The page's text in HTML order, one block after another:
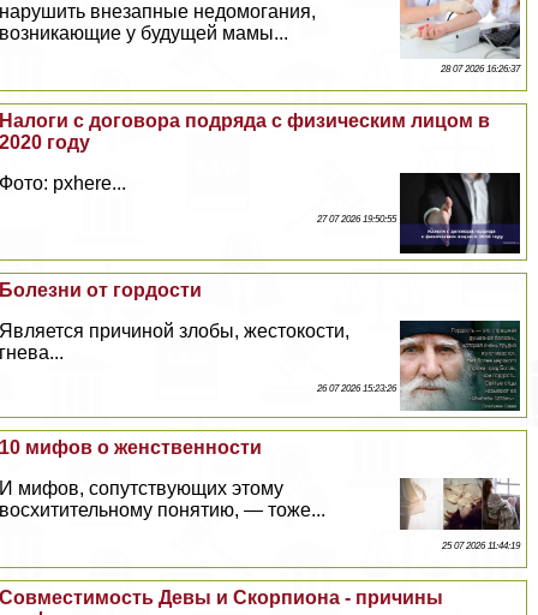
нарушить внезапные недомогания,
возникающие у будущей мамы...
28 07 2026 16:26:37
Налоги с договора подряда с физическим лицом в
2020 году
Фото: pxhere...
27 07 2026 19:50:55
Болезни от гордости
Является причиной злобы, жестокости,
гнева...
26 07 2026 15:23:26
10 мифов о женственности
И мифов, сопутствующих этому
восхитительному понятию, — тоже...
25 07 2026 11:44:19
Совместимость Девы и Скорпиона - причины